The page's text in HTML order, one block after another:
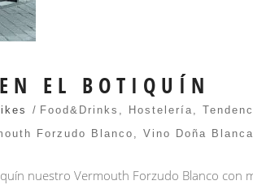
EL BOTIQUÍN
Food&Drinks , Hostelería,
Forzudo Blanco , Vino Doña Blanca
nuestro Vermouth Forzudo Blanco con